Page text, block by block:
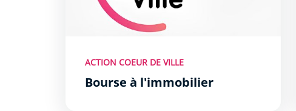
ACTION COEUR DE VILLE
Bourse à l'immobilier